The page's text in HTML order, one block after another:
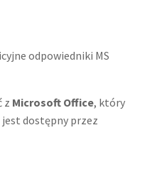
odpowiedniki MS
z Microsoft Office, który
dostępny przez